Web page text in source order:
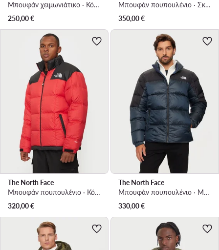
Μπουφάν χειμωνιάτικο · Κόκκινο
250,00€
Μπουφάν πουπουλένιο · Σκούρο μπλε
350,00€
The North Face
Μπουφάν πουπουλένιο · Κόκκινο
320,00€
The North Face
Μπουφάν πουπουλένιο · Μπλε
330,00€